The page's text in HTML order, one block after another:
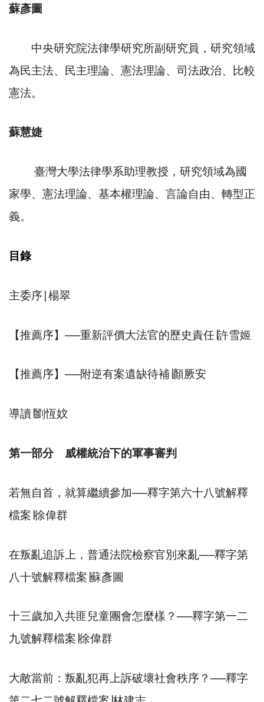
蘇彥圖
中央研究院法律學研究所副研究員，研究領域
為民主法、民主理論、憲法理論、司法政治、比較
憲法。
蘇慧婕
臺灣大學法律學系助理教授，研究領域為國
家學、憲法理論、基本權理論、言論自由、轉型正
義。
目錄
主委序∣楊翠
【推薦序】 ──重新評價大法官的歷史責任 許雪姬
【推薦序】 ──附逆有案遺缺待補 顏厥安
導讀 劉恆妏
第一部分 威權統治下的軍事審判
若無自首，就算繼續參加──釋字第六十八號解釋
檔案 徐偉群
在叛亂追訴上，普通法院檢察官別來亂──釋字第
八十號解釋檔案 蘇彥圖
十三歲加入共匪兒童團會怎麼樣？ ──釋字第一二
九號解釋檔案 徐偉群
大敵當前：叛亂犯再上訴破壞社會秩序？ ──釋字